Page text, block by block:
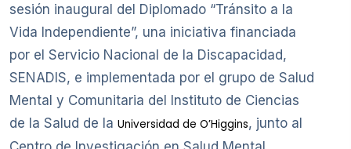
sesión inaugural del Diplomado “Tránsito a la
Vida Independiente”, una iniciativa financiada
por el Servicio Nacional de la Discapacidad,
SENADIS, e implementada por el grupo de Salud
Mental y Comunitaria del Instituto de Ciencias
de la Salud de la Universidad de O’Higgins, junto al